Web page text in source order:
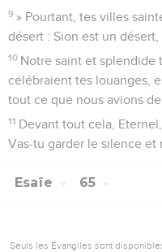
9 » Pourtant, tes villes
désert : Sion est un
10 Notre saint et splendide
célébraient tes louanges,
tout ce que nous avions
11 Devant tout cela,
Vas-tu garder le silence et
Esaïe 65
Seuls les Évangiles sont